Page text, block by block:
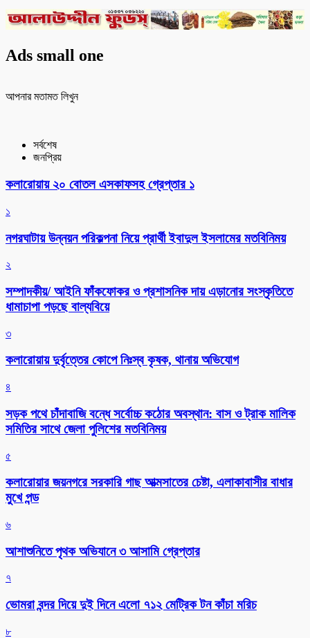
Ads small one
আপনার মতামত লিখুন
সর্বশেষ
জনপ্রিয়
কলারোয়ায় ২০ বোতল এসকাফসহ গ্রেপ্তার ১
১
নগরঘাটায় উন্নয়ন পরিকল্পনা নিয়ে প্রার্থী ইবাদুল ইসলামের মতবিনিময়
২
সম্পাদকীয়/ আইনি ফাঁকফোকর ও প্রশাসনিক দায় এড়ানোর সংস্কৃতিতে
ধামাচাপা পড়ছে বাল্যবিয়ে
৩
কলারোয়ায় দুর্বৃত্তের কোপে নিঃস্ব কৃষক, থানায় অভিযোগ
৪
সড়ক পথে চাঁদাবাজি বন্ধে সর্বোচ্চ কঠোর অবস্থান: বাস ও ট্রাক মালিক
সমিতির সাথে জেলা পুলিশের মতবিনিময়
৫
কলারোয়ার জয়নগরে সরকারি গাছ আত্মসাতের চেষ্টা, এলাকাবাসীর বাধার
মুখে পন্ড
৬
আশাশুনিতে পৃথক অভিযানে ৩ আসামি গ্রেপ্তার
৭
ভোমরা বন্দর দিয়ে দুই দিনে এলো ৭১২ মেট্রিক টন কাঁচা মরিচ
৮